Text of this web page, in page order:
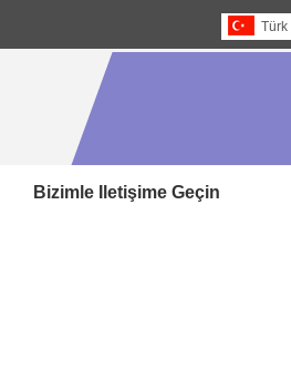
Türk
Bizimle Iletişime Geçin